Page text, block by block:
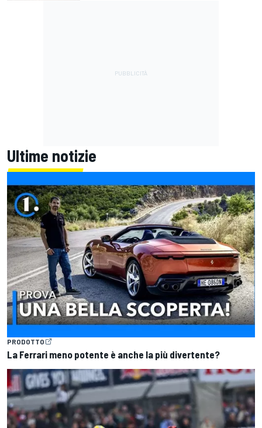
Ultime notizie
PRODOTTO
La Ferrari meno potente è anche la più divertente?